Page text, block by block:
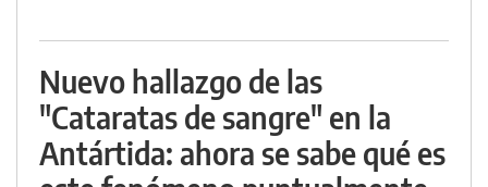
Nuevo hallazgo de las
"Cataratas de sangre" en la
Antártida: ahora se sabe qué es